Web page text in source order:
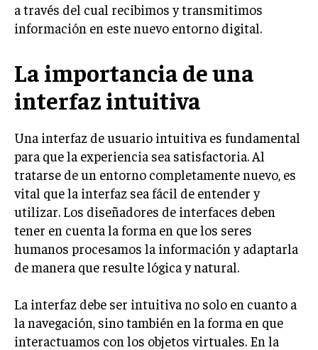
a través del cual recibimos y transmitimos
información en este nuevo entorno digital.
La importancia de una
interfaz intuitiva
Una interfaz de usuario intuitiva es fundamental
para que la experiencia sea satisfactoria. Al
tratarse de un entorno completamente nuevo, es
vital que la interfaz sea fácil de entender y
utilizar. Los diseñadores de interfaces deben
tener en cuenta la forma en que los seres
humanos procesamos la información y adaptarla
de manera que resulte lógica y natural.
La interfaz debe ser intuitiva no solo en cuanto a
la navegación, sino también en la forma en que
interactuamos con los objetos virtuales. En la